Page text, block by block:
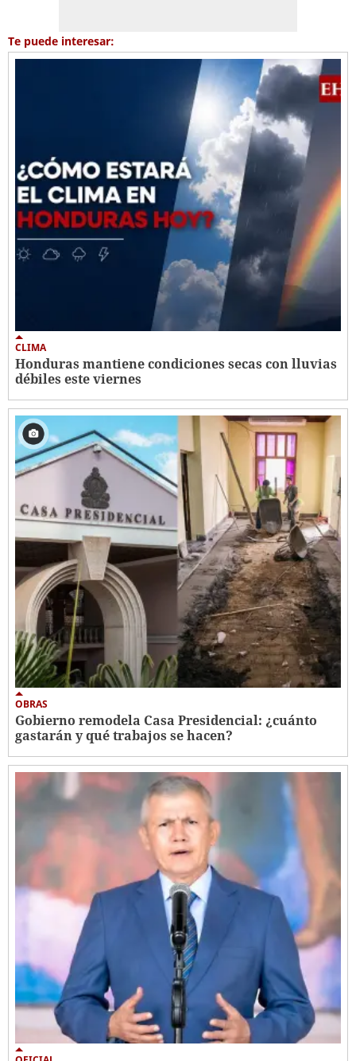
Te puede interesar:
CLIMA
Honduras mantiene condiciones secas con lluvias
débiles este viernes
OBRAS
Gobierno remodela Casa Presidencial: ¿cuánto
gastarán y qué trabajos se hacen?